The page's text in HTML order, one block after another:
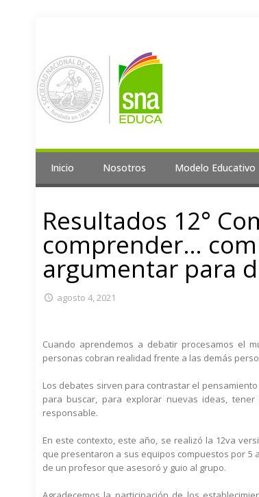
Inicio Nosotros Modelo Educativo
Resultados 12°
comprender…
argumentar para
agosto 4, 2021
Cuando aprendemos a debatir procesamos el
personas cobran realidad frente a las demás
Los debates sirven para contrastar el
para buscar, para explorar nuevas ideas,
responsable.
En este contexto, este año, se realizó la 12va
que presentaron a sus equipos compuestos por 5
de un profesor que asesoró y guio al grupo.